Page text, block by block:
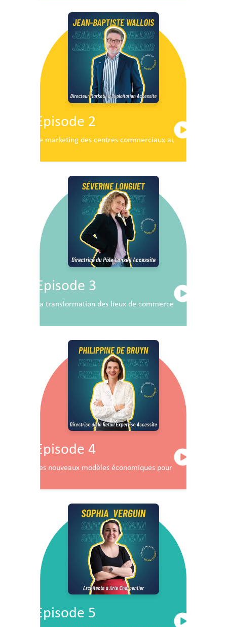
Episode 2
Le marketing des centres commerciaux au service du
Episode 3
La transformation des lieux de commerce
Episode 4
Les nouveaux modèles économiques pour les centres
Episode 5